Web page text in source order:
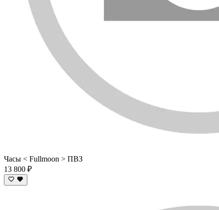
Часы < Fullmoon > ПВЗ
13 800 ₽